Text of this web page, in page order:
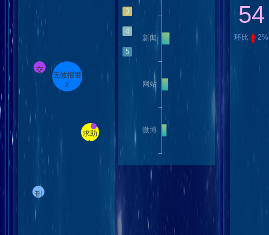
交
警
求助
1
无效报警
2
刑
案
3
4
5
54
环比 2%